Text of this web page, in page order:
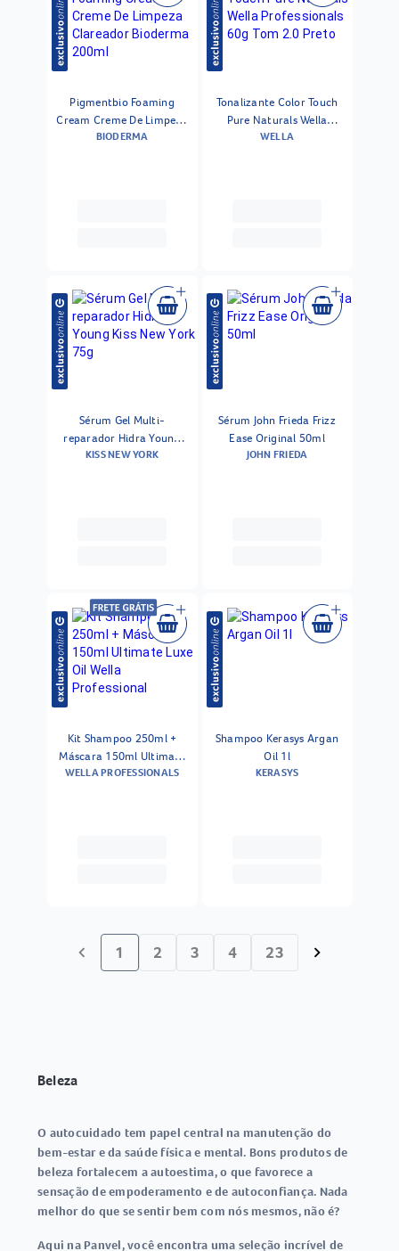
Pigmentbio Foaming
Cream Creme De Limpeza
Clareador Bioderma
BIODERMA
Tonalizante Color Touch
Pure Naturals Wella
Professionals 60g Tom 2.0
WELLA
Sérum Gel Multi-
reparador Hidra Young
Kiss New York 75g
KISS NEW YORK
Sérum John Frieda Frizz
Ease Original 50ml
JOHN FRIEDA
Kit Shampoo 250ml +
Máscara 150ml Ultimate
Luxe Oil Wella Professional
WELLA PROFESSIONALS
Shampoo Kerasys Argan
Oil 1l
KERASYS
chevron_left 1 2 3 4 23 chevron_right
Beleza
O autocuidado tem papel central na manutenção do
bem-estar e da saúde física e mental. Bons produtos de
beleza fortalecem a autoestima, o que favorece a
sensação de empoderamento e de autoconfiança. Nada
melhor do que se sentir bem com nós mesmos, não é?
Aqui na Panvel, você encontra uma seleção incrível de